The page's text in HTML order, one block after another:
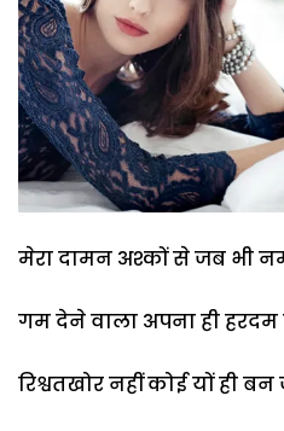
मेरा दामन अश्कों से जब भी
गम देने वाला अपना ही हरदम
रिश्वतखोर नहीं कोई यों ही बन